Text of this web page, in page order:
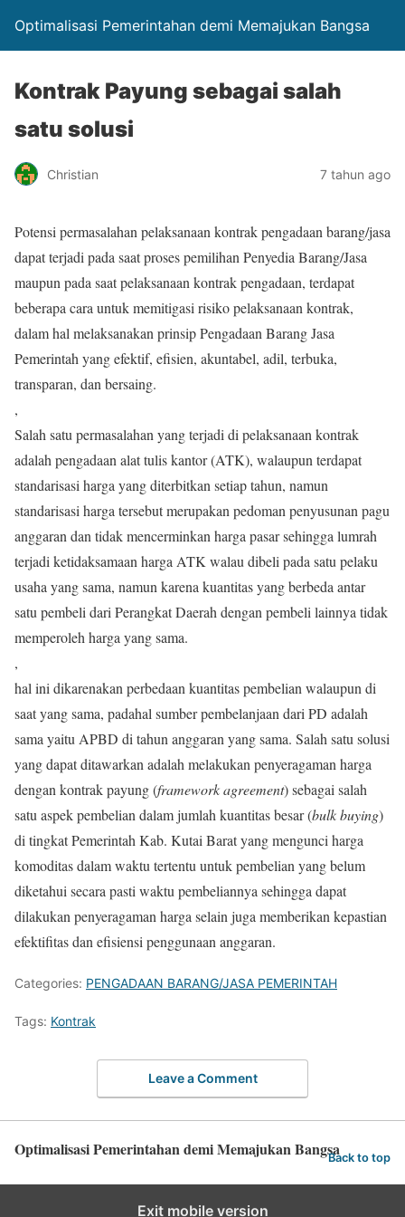
Optimalisasi Pemerintahan demi Memajukan Bangsa
Kontrak Payung sebagai salah
satu solusi
Christian 7 tahun ago
Potensi permasalahan pelaksanaan kontrak pengadaan barang/jasa
dapat terjadi pada saat proses pemilihan Penyedia Barang/Jasa
maupun pada saat pelaksanaan kontrak pengadaan, terdapat
beberapa cara untuk memitigasi risiko pelaksanaan kontrak,
dalam hal melaksanakan prinsip Pengadaan Barang Jasa
Pemerintah yang efektif, efisien, akuntabel, adil, terbuka,
transparan, dan bersaing.
,
Salah satu permasalahan yang terjadi di pelaksanaan kontrak
adalah pengadaan alat tulis kantor (ATK), walaupun terdapat
standarisasi harga yang diterbitkan setiap tahun, namun
standarisasi harga tersebut merupakan pedoman penyusunan pagu
anggaran dan tidak mencerminkan harga pasar sehingga lumrah
terjadi ketidaksamaan harga ATK walau dibeli pada satu pelaku
usaha yang sama, namun karena kuantitas yang berbeda antar
satu pembeli dari Perangkat Daerah dengan pembeli lainnya tidak
memperoleh harga yang sama.
,
hal ini dikarenakan perbedaan kuantitas pembelian walaupun di
saat yang sama, padahal sumber pembelanjaan dari PD adalah
sama yaitu APBD di tahun anggaran yang sama. Salah satu solusi
yang dapat ditawarkan adalah melakukan penyeragaman harga
dengan kontrak payung (framework agreement) sebagai salah
satu aspek pembelian dalam jumlah kuantitas besar (bulk buying)
di tingkat Pemerintah Kab. Kutai Barat yang mengunci harga
komoditas dalam waktu tertentu untuk pembelian yang belum
diketahui secara pasti waktu pembeliannya sehingga dapat
dilakukan penyeragaman harga selain juga memberikan kepastian
efektifitas dan efisiensi penggunaan anggaran.
Categories: PENGADAAN BARANG/JASA PEMERINTAH
Tags: Kontrak
Leave a Comment
Optimalisasi Pemerintahan demi Memajukan BangsaBack to top
Exit mobile version